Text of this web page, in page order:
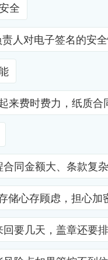
全
对电子签名的
费时费力，纸质
金额大、条款
心存顾虑，担
几天，盖章还